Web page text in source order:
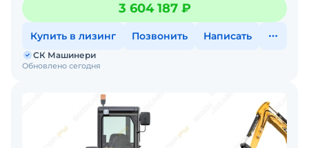
3 604 187 ₽
Купить в лизинг Позвонить Написать
Обновлено сегодня
СК Машинери